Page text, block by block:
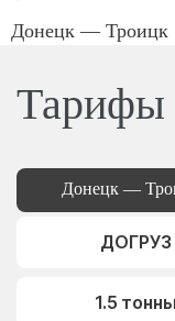
Донецк — Троицк
Тарифы
Донецк —
ДОГРУЗ
1.5 тонны